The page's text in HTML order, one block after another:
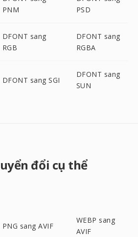
PNM
PSD
DFONT sang
RGB
DFONT sang
RGBA
DFONT sang SGI
DFONT sang
SUN
đổi cụ thể
PNG sang AVIF
WEBP sang
AVIF